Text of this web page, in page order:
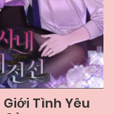
Giới Tình Yêu